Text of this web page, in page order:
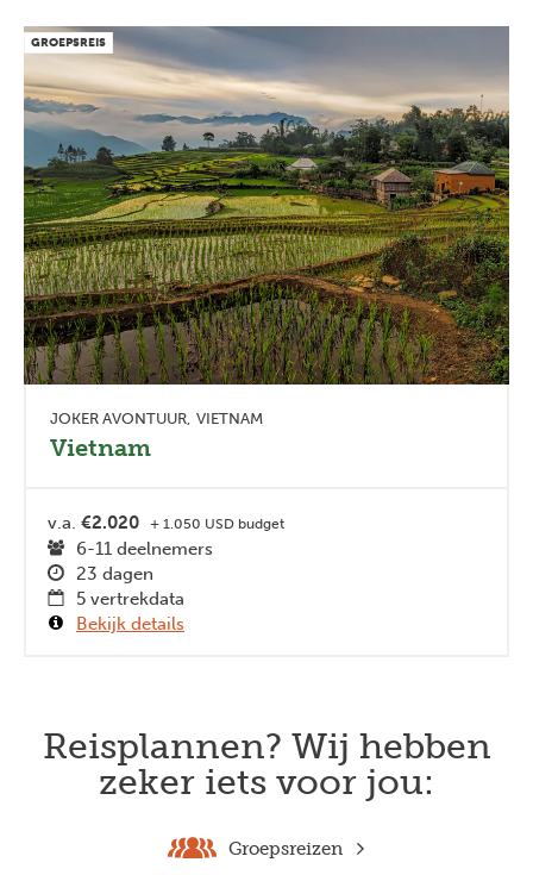
GROEPSREIS
JOKER AVONTUUR VIETNAM
Vietnam
v.a. €2.020 + 1.050 USD budget
6-11 deelnemers
23 dagen
5 vertrekdata
Bekijk details
Reisplannen? Wij hebben
zeker iets voor jou:
Groepsreizen